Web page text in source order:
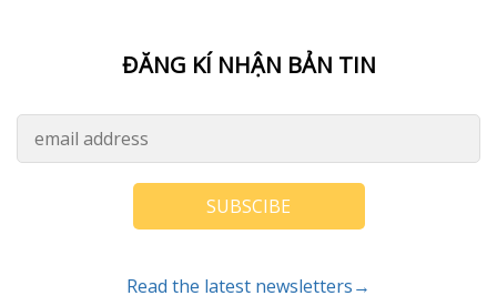
ĐĂNG KÍ NHẬN BẢN TIN
SUBSCIBE
Read the latest newsletters→